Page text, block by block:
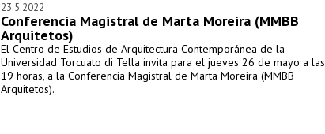
23.5.2022
Conferencia Magistral de Marta Moreira (MMBB
Arquitetos)
El Centro de Estudios de Arquitectura Contemporánea de la
Universidad Torcuato di Tella invita para el jueves 26 de mayo a las
19 horas, a la Conferencia Magistral de Marta Moreira (MMBB
Arquitetos).